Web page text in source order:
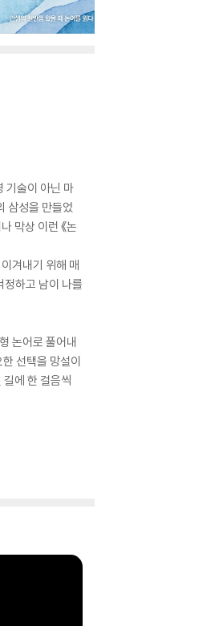
기술이 아닌 마
삼성을 만들었
막상 이런 《논
겨내기 위해 매
정하고 남이 나를
논어로 풀어내
선택을 망설이
에 한 걸음씩